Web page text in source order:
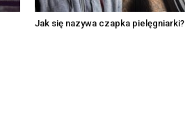
Jak się nazywa czapka pielęgniarki?